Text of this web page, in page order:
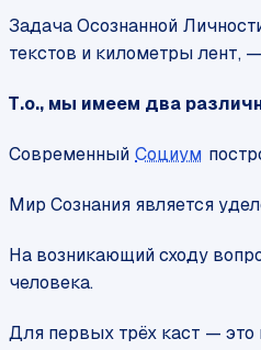
Задача Осознанной
текстов и километры лент, —
Т.о., мы имеем два
Современный Социум
Мир Сознания является
На возникающий сходу
человека.
Для первых трёх каст —